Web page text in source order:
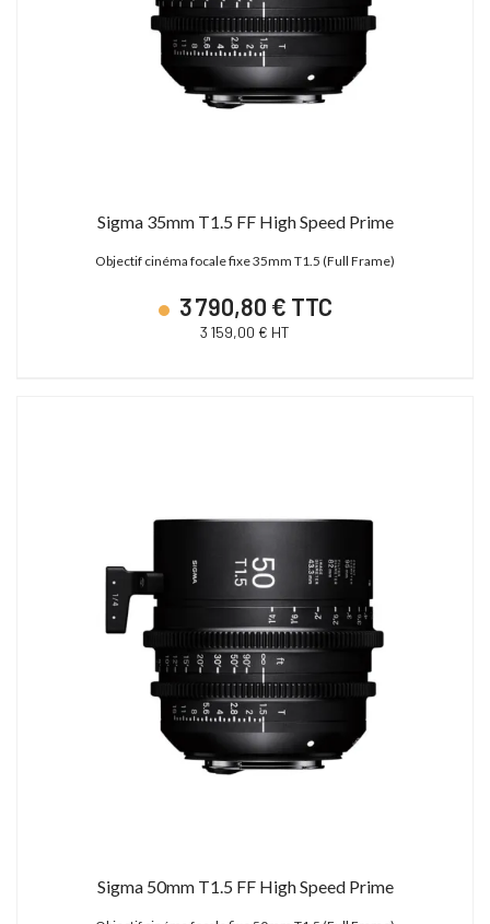
Sigma 35mm T1.5 FF High Speed Prime
Objectif cinéma focale fixe 35mm T1.5 (Full Frame)
3 790,80 € TTC
3 159,00 € HT
Sigma 50mm T1.5 FF High Speed Prime